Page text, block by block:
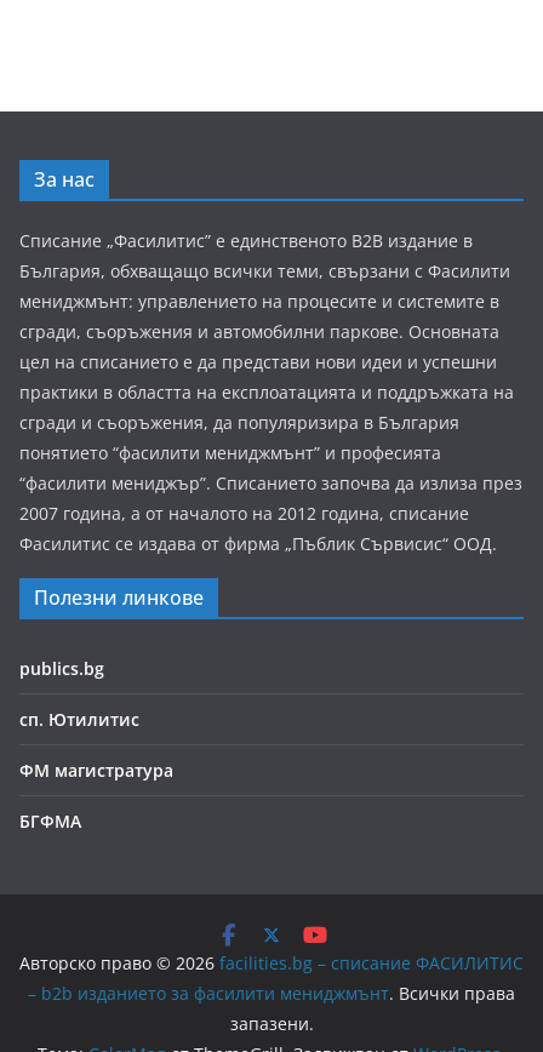
За нас
Списание „Фасилитис” е единственото B2B издание в
България, обхващащо всички теми, свързани с Фасилити
мениджмънт: управлението на процесите и системите в
сгради, съоръжения и автомобилни паркове. Основната
цел на списанието е да представи нови идеи и успешни
практики в областта на експлоатацията и поддръжката на
сгради и съоръжения, да популяризира в България
понятието “фасилити мениджмънт” и професията
“фасилити мениджър”. Списанието започва да излиза през
2007 година, а от началото на 2012 година, списание
Фасилитис се издава от фирма „Пъблик Сървисис“ ООД.
Полезни линкове
publics.bg
сп. Ютилитис
ФМ магистратура
БГФМА
Авторско право © 2026 facilities.bg – списание ФАСИЛИТИС
– b2b изданието за фасилити мениджмънт. Всички права
запазени.